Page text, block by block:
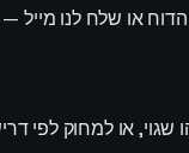
או שלח לנו מייל
או למחוק לפי